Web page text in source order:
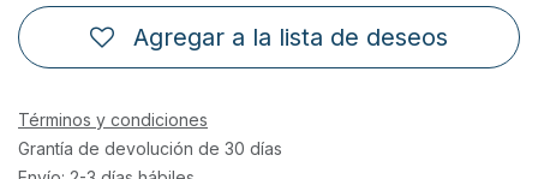
Agregar a la lista de deseos
Términos y condiciones
Grantía de devolución de 30 días